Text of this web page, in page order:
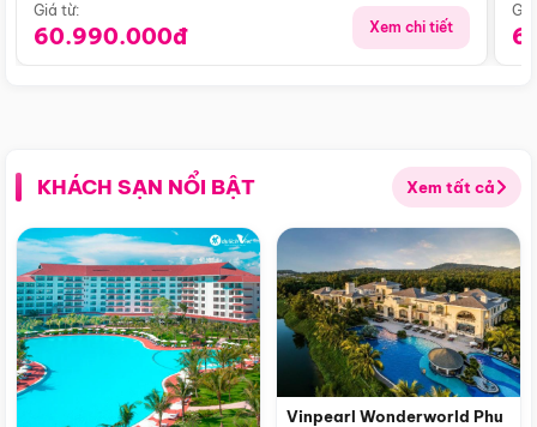
Giá từ:
60.990.000đ Xem chi tiết
KHÁCH SẠN NỔI BẬT Xem tất cả
Vinpearl Wonderworld Phu